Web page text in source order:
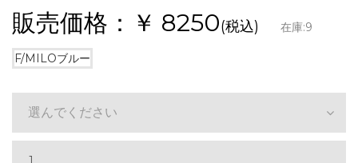
販売価格：￥ 8250(税込) 在庫:9
F/MILOブルー
選んでください